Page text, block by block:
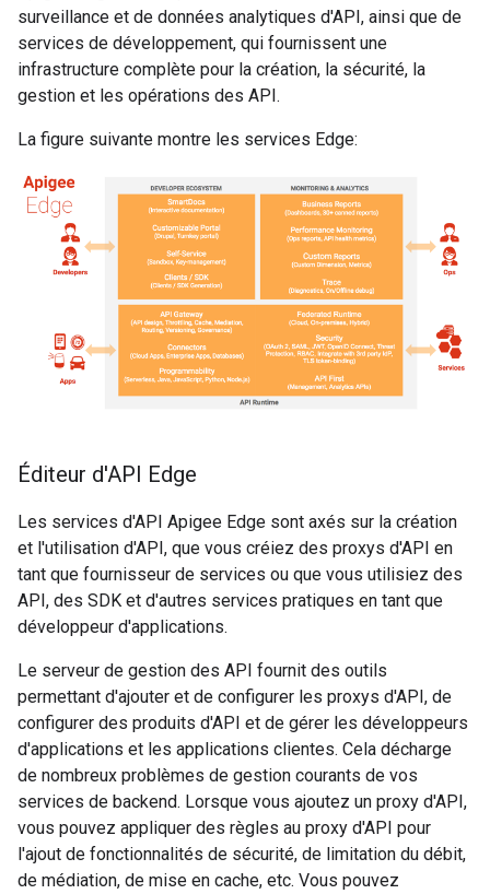
surveillance et de données analytiques d'API, ainsi que de
services de développement, qui fournissent une
infrastructure complète pour la création, la sécurité, la
gestion et les opérations des API.
La figure suivante montre les services Edge:
Éditeur d'API Edge
Les services d'API Apigee Edge sont axés sur la création
et l'utilisation d'API, que vous créiez des proxys d'API en
tant que fournisseur de services ou que vous utilisiez des
API, des SDK et d'autres services pratiques en tant que
développeur d'applications.
Le serveur de gestion des API fournit des outils
permettant d'ajouter et de configurer les proxys d'API, de
configurer des produits d'API et de gérer les développeurs
d'applications et les applications clientes. Cela décharge
de nombreux problèmes de gestion courants de vos
services de backend. Lorsque vous ajoutez un proxy d'API,
vous pouvez appliquer des règles au proxy d'API pour
l'ajout de fonctionnalités de sécurité, de limitation du débit,
de médiation, de mise en cache, etc. Vous pouvez